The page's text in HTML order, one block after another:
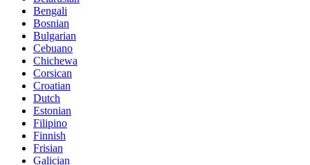
Bengali
Bosnian
Bulgarian
Cebuano
Chichewa
Corsican
Croatian
Dutch
Estonian
Filipino
Finnish
Frisian
Galician